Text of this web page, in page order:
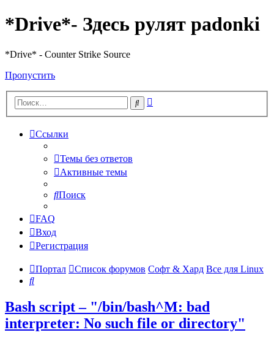
*Drive*- Здесь рулят padonki
*Drive* - Counter Strike Source
Пропустить
Поиск
Ссылки
Темы без ответов
Активные темы
Поиск
FAQ
Вход
Регистрация
Портал Список форумов Софт & Хард Все для Linux
Поиск
Bash script – "/bin/bash^M: bad
interpreter: No such file or directory"